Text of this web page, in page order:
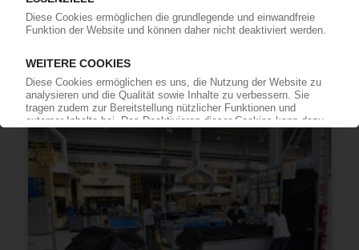
GRUPO ANTOLIN
Erwerb der Magna-Sparte „Interiors" geplant /
Jahresfrist
20.04.2015